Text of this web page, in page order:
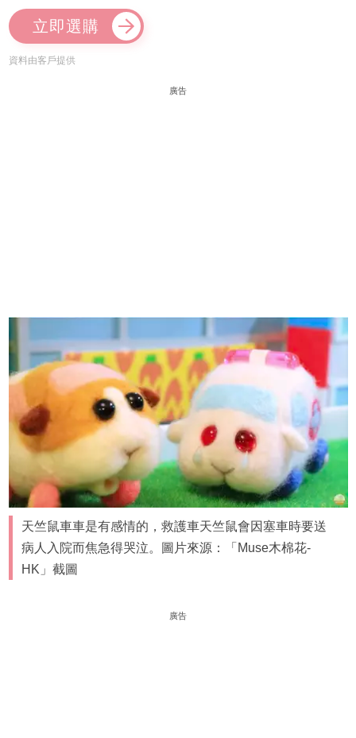
立即選購
資料由客戶提供
廣告
天竺鼠車車是有感情的，救護車天竺鼠會因塞車時要送
病人入院而焦急得哭泣。圖片來源：「Muse木棉花-
HK」截圖
廣告